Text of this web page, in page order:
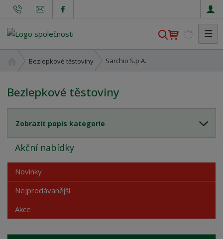
V
a
☰
v
d
s
t
r
n
a
Bezlepkové těstoviny Sarchio S.p.A.
Bezlepkové těstoviny
Zobrazit popis kategorie
Akční nabídky
Novinky
Nejprodávanější
Akce